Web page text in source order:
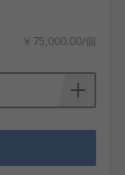
￥75,000.00/個